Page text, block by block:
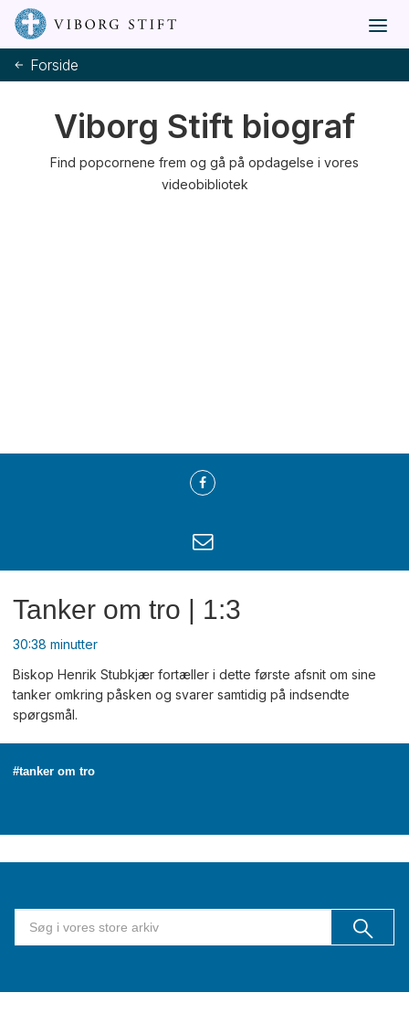
Forside
Viborg Stift biograf
Find popcornene frem og gå på opdagelse i vores
videobibliotek
Tanker om tro | 1:3
30:38 minutter
Biskop Henrik Stubkjær fortæller i dette første afsnit om sine
tanker omkring påsken og svarer samtidig på indsendte
spørgsmål.
#tanker om tro